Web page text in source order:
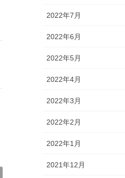
2022年7月
2022年6月
2022年5月
2022年4月
2022年3月
2022年2月
2022年1月
2021年12月